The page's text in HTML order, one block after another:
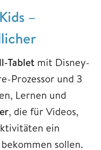
–
Tablet mit Disney-
Prozessor und 3
Lernen und
, die für Videos,
ein
bekommen sollen.